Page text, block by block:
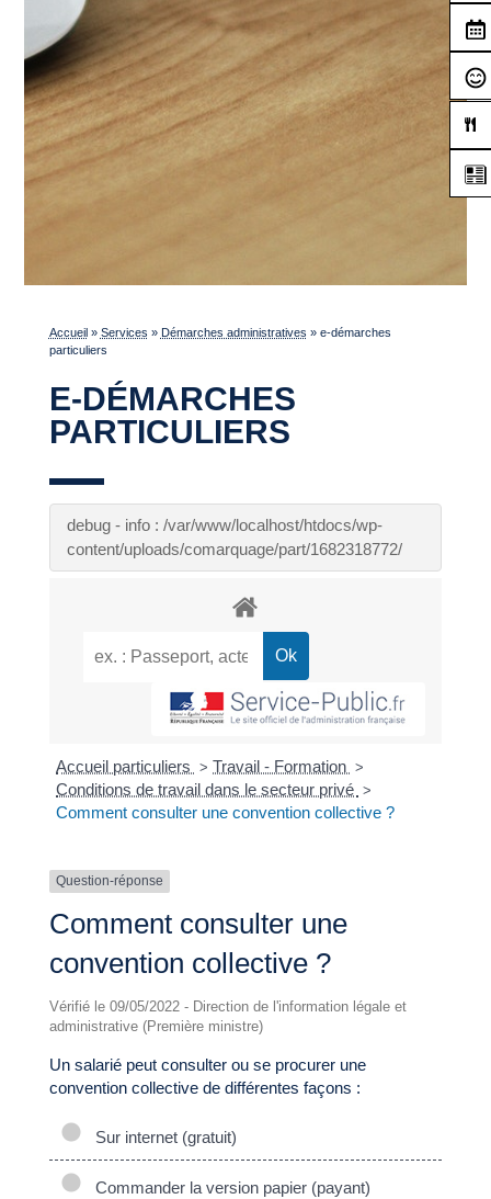
Accueil » Services » Démarches administratives » e-démarches
particuliers
E-DÉMARCHES
PARTICULIERS
debug - info : /var/www/localhost/htdocs/wp-
content/uploads/comarquage/part/1682318772/
Accueil particuliers > Travail - Formation >
Conditions de travail dans le secteur privé >
Comment consulter une convention collective ?
Question-réponse
Comment consulter une
convention collective ?
Vérifié le 09/05/2022 - Direction de l'information légale et
administrative (Première ministre)
Un salarié peut consulter ou se procurer une
convention collective de différentes façons :
Sur internet (gratuit)
Commander la version papier (payant)